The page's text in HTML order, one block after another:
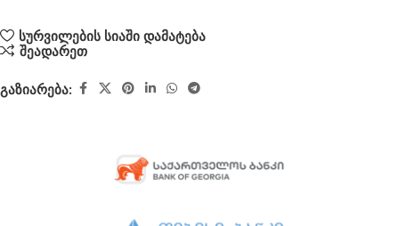
სურვილების სიაში დამატება
შეადარეთ
გაზიარება: